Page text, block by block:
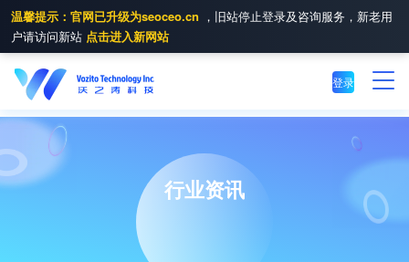
温馨提示：官网已升级为seoceo.cn ，旧站停止登录及咨询服务，新老用
户请访问新站 点击进入新网站
登录
行业资讯